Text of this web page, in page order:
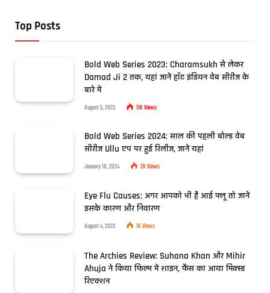
Top Posts
Bold Web Series 2023: Charamsukh से लेकर
Damad Ji 2 तक, यहां जानें हॉट इंडियन वेब सीरीज के
बारे में
August 5, 2023 11KViews
Bold Web Series 2024: साल की पहली बोल्ड वेब
सीरीज Ullu एप पर हुई रिलीज, जानें यहां
January 18, 2024 2KViews
Eye Flu Causes: अगर आपको भी है आई फ्लू तो जानें
इसके कारण और निवारण
August 4, 2023 1KViews
The Archies Review: Suhana Khan और Mihir
Ahuja ने किया फिल्म में शाइन, फैंस का आया मिक्स्ड
रिएक्शन